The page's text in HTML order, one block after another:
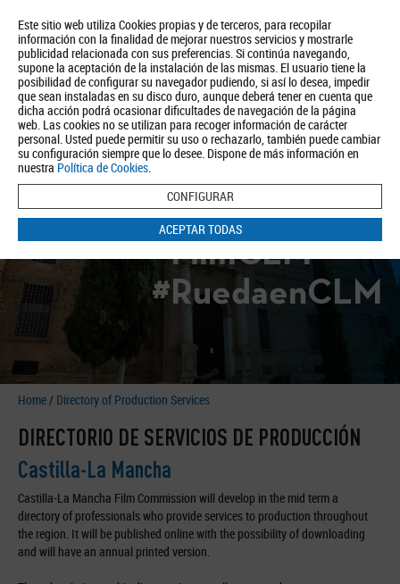
Este sitio web utiliza Cookies propias y de terceros, para recopilar
información con la finalidad de mejorar nuestros servicios y mostrarle
publicidad relacionada con sus preferencias. Si continúa navegando,
supone la aceptación de la instalación de las mismas. El usuario tiene la
posibilidad de configurar su navegador pudiendo, si así lo desea, impedir
que sean instaladas en su disco duro, aunque deberá tener en cuenta que
dicha acción podrá ocasionar dificultades de navegación de la página
web. Las cookies no se utilizan para recoger información de carácter
personal. Usted puede permitir su uso o rechazarlo, también puede cambiar
su configuración siempre que lo desee. Dispone de más información en
nuestra Política de Cookies.
CONFIGURAR
ACEPTAR TODAS
About us Tourism Política de Privacidad Aviso Legal Política de Cookies
BUSCAR
#FilmCLM
#RuedaenCLM
Home/ Directory of Production Services
DIRECTORIO DE SERVICIOS DE PRODUCCIÓN
Castilla-La Mancha
Castilla-La Mancha Film Commission will develop in the mid term a
directory of professionals who provide services to production throughout
the region. It will be published online with the possibility of downloading
and will have an annual printed version.